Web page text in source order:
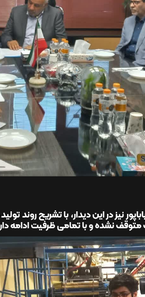
نیز در این دیدار، با تشریح
متوقف نشده و با تمامی ظرفیت ادامه